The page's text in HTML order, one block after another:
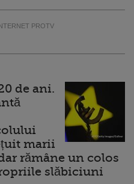
PROTV
de ani.
marii
rămâne un colos
slăbiciuni